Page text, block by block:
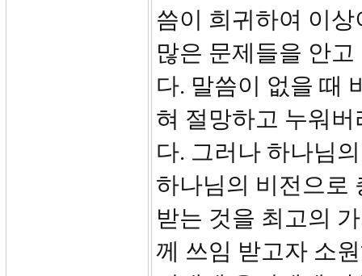
씀이 희귀하여 이
많은 문제들을 안
다. 말씀이 없을 때
혀 절망하고 누워
다. 그러나 하나님
하나님의 비전으로
받는 것을 최고의
께 쓰임 받고자 소